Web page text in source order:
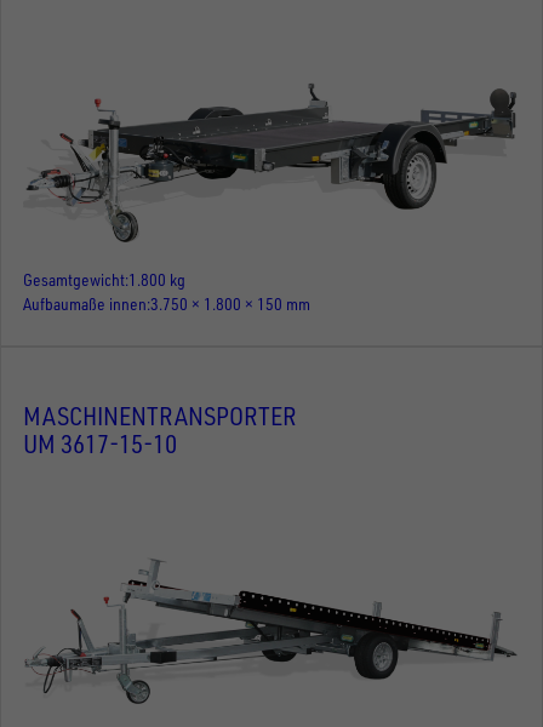
Gesamtgewicht 1.800 kg
Aufbaumaße innen 3.750 × 1.800 × 150 mm
MASCHINENTRANSPORTER
UM 3617-15-10